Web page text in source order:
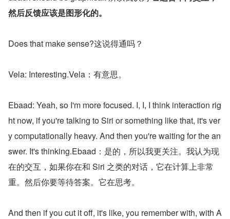
然后反馈应该是图形化的。
Does that make sense?这说得通吗？
Vela: Interesting.Vela：有意思。
Ebaad: Yeah, so I'm more focused. I, I, I think interaction rig
ht now, if you're talking to Siri or something like that, it's ver
y computationally heavy. And then you're waiting for the an
swer. It's thinking.Ebaad：是的，所以我更关注。我认为现
在的交互，如果你在和 Siri 之类的对话，它在计算上非常
重。然后你要等待答案。它在思考。
And then if you cut it off, it's like, you remember with, with A